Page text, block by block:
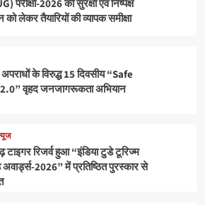
परीक्षा-2026 की सुरक्षा एवं निष्पक्ष
लेकर तैयारियों की व्यापक समीक्षा
के विरुद्ध 15 दिवसीय “Safe
वृहद जनजागरूकता अभियान
टाइगर रिजर्व हुआ “इंडिया टुडे टूरिज्म
अवार्ड्स-2026” में प्रतिष्ठित पुरस्कार से